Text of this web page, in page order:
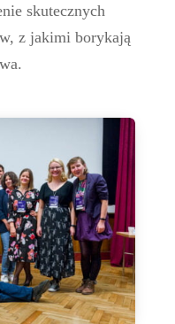
skutecznych
z jakimi borykają